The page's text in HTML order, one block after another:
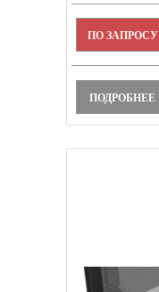
ПО ЗАПРОСУ
ПОДРОБНЕЕ